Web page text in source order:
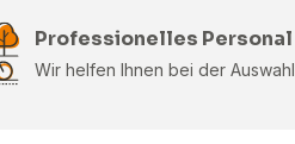
Professionelles Personal
Wir helfen Ihnen bei der Auswahl